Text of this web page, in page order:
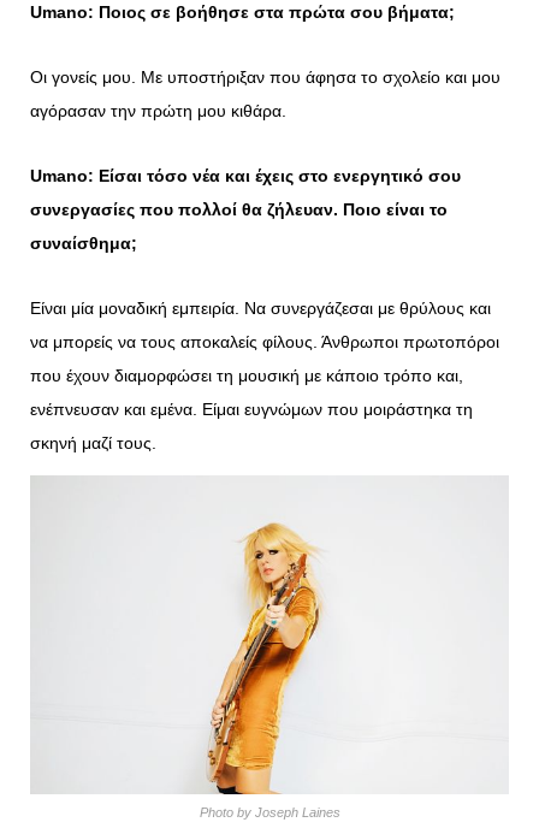
Umano: Ποιος σε βοήθησε στα πρώτα σου βήματα;
Οι γονείς μου. Με υποστήριξαν που άφησα το σχολείο και μου
αγόρασαν την πρώτη μου κιθάρα.
Umano: Είσαι τόσο νέα και έχεις στο ενεργητικό σου
συνεργασίες που πολλοί θα ζήλευαν. Ποιο είναι το
συναίσθημα;
Είναι μία μοναδική εμπειρία. Να συνεργάζεσαι με θρύλους και
να μπορείς να τους αποκαλείς φίλους. Άνθρωποι πρωτοπόροι
που έχουν διαμορφώσει τη μουσική με κάποιο τρόπο και,
ενέπνευσαν και εμένα. Είμαι ευγνώμων που μοιράστηκα τη
σκηνή μαζί τους.
Photo by Joseph Laines